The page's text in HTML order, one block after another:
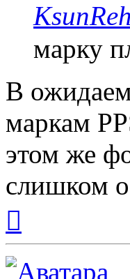
KsunReh
марку
В
маркам
этом же
слишком
началу